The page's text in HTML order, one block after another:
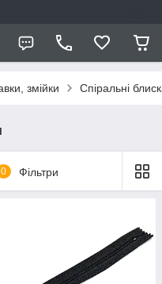
змійки Спіральні
0 Фільтри